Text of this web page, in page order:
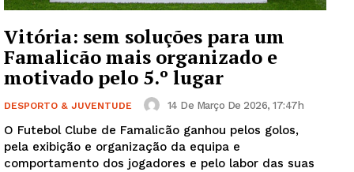
Vitória: sem soluções para um
Famalicão mais organizado e
motivado pelo 5.º lugar
DESPORTO & JUVENTUDE 14 De Março De 2026, 17:47h
O Futebol Clube de Famalicão ganhou pelos golos,
pela exibição e organização da equipa e
comportamento dos jogadores e pelo labor das suas